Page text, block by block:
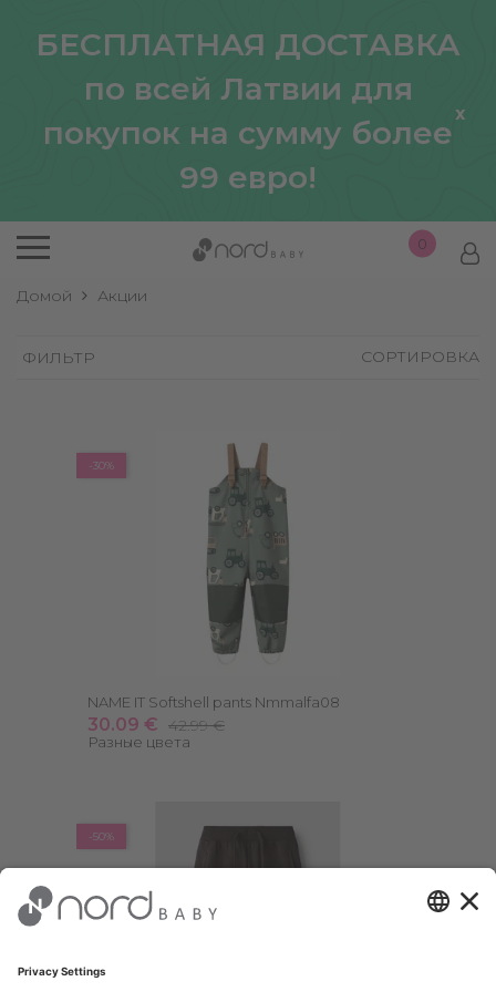
БЕСПЛАТНАЯ ДОСТАВКА
по всей Латвии для
покупок на сумму более
99 евро!
x
0
Домой Акции
ФИЛЬТР СОРТИРОВКА
-30%
NAME IT Softshell pants Nmmalfa08
30.09 € 42.99 €
Разные цвета
-50%